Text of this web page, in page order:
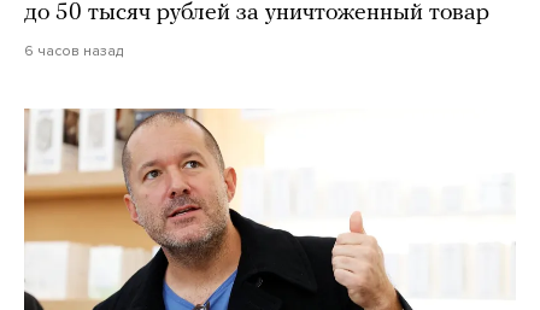
до 50 тысяч рублей за уничтоженный товар
6 часов назад